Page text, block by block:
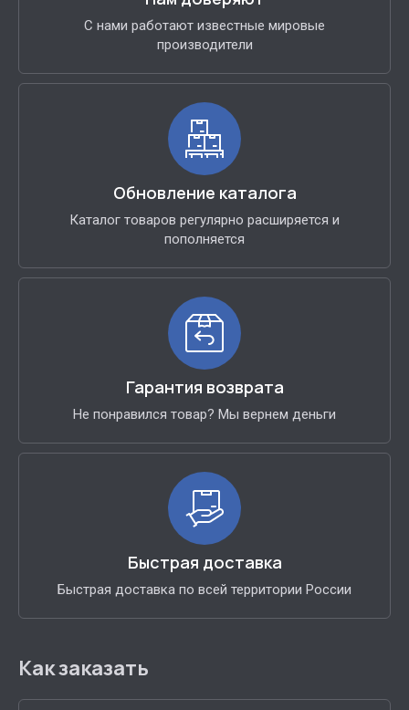
С нами работают известные мировые
производители
Обновление каталога
Каталог товаров регулярно расширяется и
пополняется
Гарантия возврата
Не понравился товар? Мы вернем деньги
Быстрая доставка
Быстрая доставка по всей территории России
Как заказать